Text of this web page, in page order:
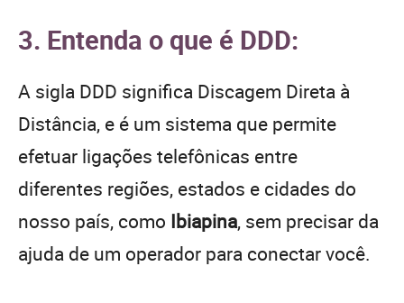
3. Entenda o que é DDD:
A sigla DDD significa Discagem Direta à
Distância, e é um sistema que permite
efetuar ligações telefônicas entre
diferentes regiões, estados e cidades do
nosso país, como Ibiapina, sem precisar da
ajuda de um operador para conectar você.